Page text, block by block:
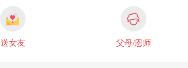
送女友 父母/恩师